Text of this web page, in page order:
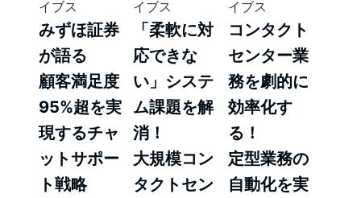
イブス
みずほ証券
が語る
顧客満足度
95%超を実
現するチャ
ットサポー
ト戦略
イブス
「柔軟に対
応できな
い」システ
ム課題を解
消！
大規模コン
タクトセン
イブス
コンタクト
センター業
務を劇的に
効率化す
る！
定型業務の
自動化を実